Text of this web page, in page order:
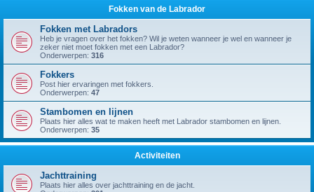
Fokken van de Labrador
Fokken met Labradors
Heb je vragen over het fokken? Wil je weten wanneer je wel en wanneer je
zeker niet moet fokken met een Labrador?
Onderwerpen: 316
Fokkers
Post hier ervaringen met fokkers.
Onderwerpen: 47
Stambomen en lijnen
Plaats hier alles wat te maken heeft met Labrador stambomen en lijnen.
Onderwerpen: 35
Activiteiten
Jachttraining
Plaats hier alles over jachttraining en de jacht.